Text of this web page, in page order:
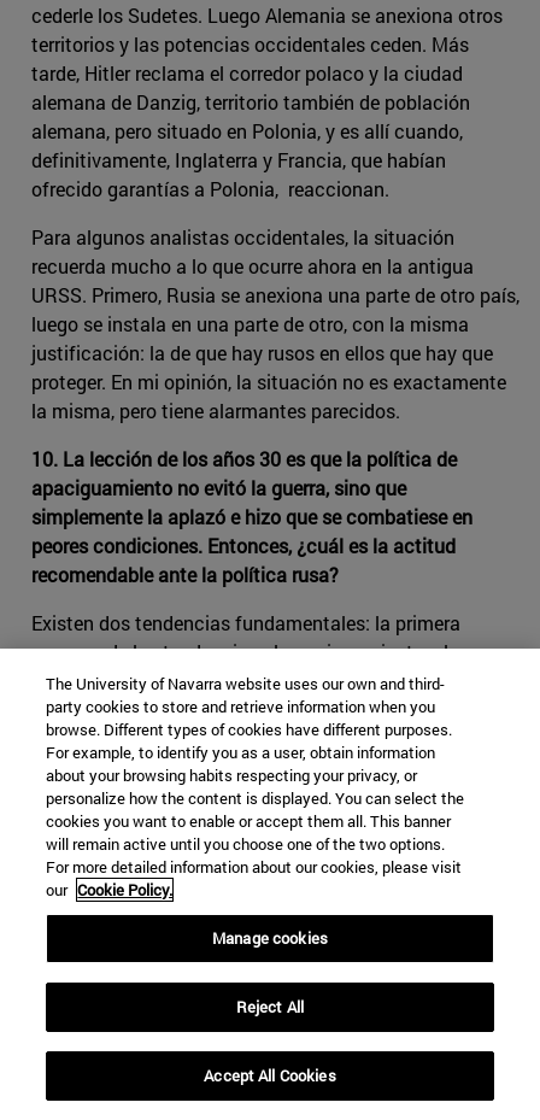
cederle los Sudetes. Luego Alemania se anexiona otros
territorios y las potencias occidentales ceden. Más
tarde, Hitler reclama el corredor polaco y la ciudad
alemana de Danzig, territorio también de población
alemana, pero situado en Polonia, y es allí cuando,
definitivamente, Inglaterra y Francia, que habían
ofrecido garantías a Polonia, reaccionan.
Para algunos analistas occidentales, la situación
recuerda mucho a lo que ocurre ahora en la antigua
URSS. Primero, Rusia se anexiona una parte de otro país,
luego se instala en una parte de otro, con la misma
justificación: la de que hay rusos en ellos que hay que
proteger. En mi opinión, la situación no es exactamente
la misma, pero tiene alarmantes parecidos.
10. La lección de los años 30 es que la política de
apaciguamiento no evitó la guerra, sino que
simplemente la aplazó e hizo que se combatiese en
peores condiciones. Entonces, ¿cuál es la actitud
recomendable ante la política rusa?
Existen dos tendencias fundamentales: la primera
comprende las tendencias al apaciguamiento y la
segunda las tendencias a la firmeza. Entre las
tendencias al apaciguamiento encontramos, a su vez,
tres corrientes distintas:
–Un primer grupo de expertos llama la atención sobre un
hecho fundamental: que Rusia está dispuesta a llegar
más lejos que Occidente en el conflicto de Ucrania,
porque para Rusia Ucrania es una cuestión vital,
mientras que para Occidente no. Habría que llevar a
cabo una revisión territorial. Vamos a ceder y vamos a
dejar que Rusia se quede con sus rusos, y aquí se acaba
el problema. Firmamos un acuerdo, y Rusia tiene su zona
–La segunda corriente defiende la idea de convertir
Ucrania en un Estado neutral para que Rusia no perciba
The University of Navarra website uses our own and third-
party cookies to store and retrieve information when you
browse. Different types of cookies have different purposes.
For example, to identify you as a user, obtain information
about your browsing habits respecting your privacy, or
personalize how the content is displayed. You can select the
cookies you want to enable or accept them all. This banner
will remain active until you choose one of the two options.
For more detailed information about our cookies, please visit
our Cookie Policy.
Manage cookies
Reject All
Accept All Cookies